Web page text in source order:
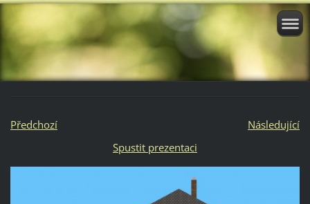
Předchozí
Následující
Spustit prezentaci